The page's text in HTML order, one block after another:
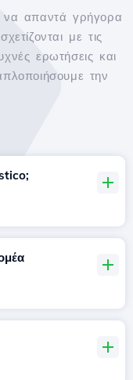
να απαντά γρήγορα
με τις
ερωτήσεις και
την